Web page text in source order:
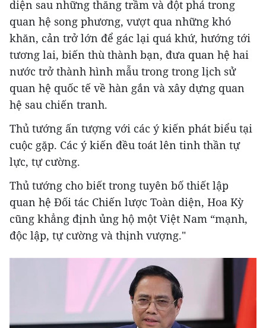
diện sau những thăng trầm và đột phá trong
quan hệ song phương, vượt qua những khó
khăn, cản trở lớn để gác lại quá khứ, hướng tới
tương lai, biến thù thành bạn, đưa quan hệ hai
nước trở thành hình mẫu trong trong lịch sử
quan hệ quốc tế về hàn gắn và xây dựng quan
hệ sau chiến tranh.
Thủ tướng ấn tượng với các ý kiến phát biểu tại
cuộc gặp. Các ý kiến đều toát lên tinh thần tự
lực, tự cường.
Thủ tướng cho biết trong tuyên bố thiết lập
quan hệ Đối tác Chiến lược Toàn diện, Hoa Kỳ
cũng khẳng định ủng hộ một Việt Nam “mạnh,
độc lập, tự cường và thịnh vượng."